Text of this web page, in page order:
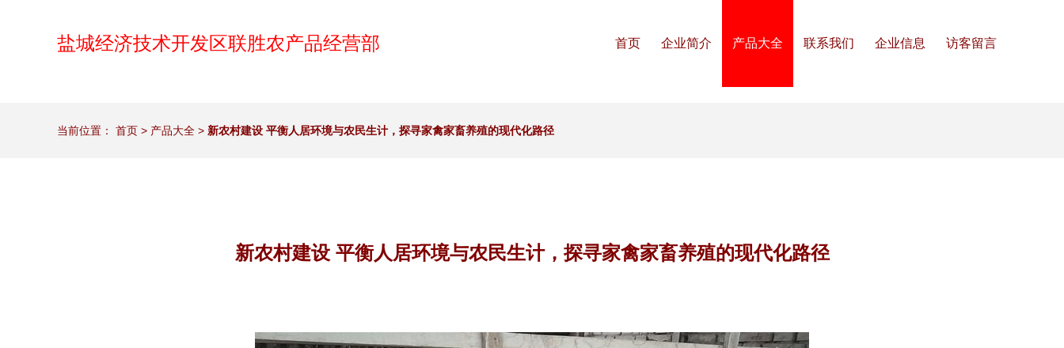
盐城经济技术开发区联胜农产品经营部 首页 企业简介 产品大全 联系我们 企业信息 访客留言
当前位置： 首页 > 产品大全 > 新农村建设 平衡人居环境与农民生计，探寻家禽家畜养殖的现代化路径
新农村建设 平衡人居环境与农民生计，探寻家禽家畜养殖的现代化路径